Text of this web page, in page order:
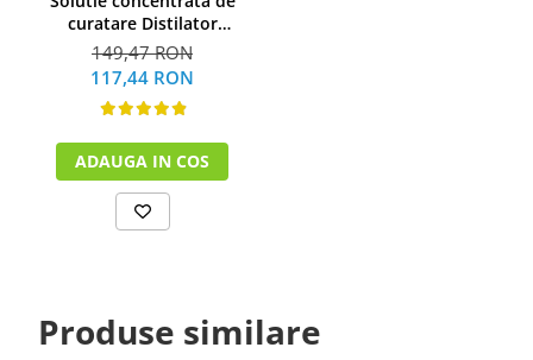
curatare Distilator
MegaHome 500 g
149,47 RON
117,44 RON
ADAUGA IN COS
Produse similare